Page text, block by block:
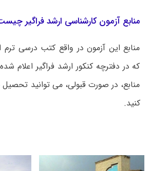
منابع آزمون کارشناسی ارشد فراگیر
منابع این آزمون در واقع کتب درسی
که در دفترچه کنکور ارشد فراگیر اعلام
منابع، در صورت قبولی، می توانید تحصیل
کنید.